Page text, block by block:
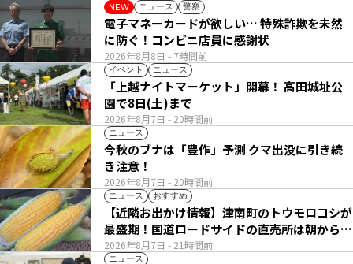
NEW ニュース 警察
2026年8月8日 - 7時間前
電子マネーカードが欲しい… 特殊詐欺を未然
に防ぐ！コンビニ店員に感謝状
イベント ニュース
2026年8月7日 - 20時間前
「上越ナイトマーケット」開幕！ 高田城址公
園で8日(土)まで
ニュース
2026年8月7日 - 20時間前
今秋のブナは「豊作」予測 クマ出没に引き続
き注意！
ニュース おすすめ
2026年8月7日 - 21時間前
【近隣お出かけ情報】津南町のトウモロコシが
最盛期！国道ロードサイドの直売所は朝から長
い列
ニュース